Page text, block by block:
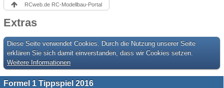
RCweb.de RC-Modellbau-Portal
Extras
Diese Seite verwendet Cookies. Durch die Nutzung unserer Seite
erklären Sie sich damit einverstanden, dass wir Cookies setzen.
Weitere Informationen
Formel 1 Tippspiel 2016